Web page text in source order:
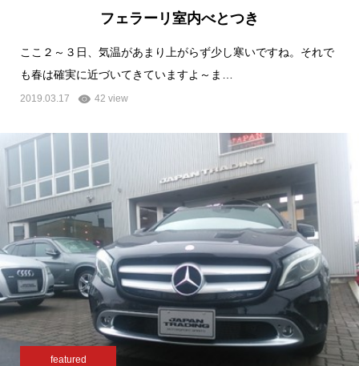
フェラーリ室内べとつき
ここ２～３日、気温があまり上がらず少し寒いですね。それで
も春は確実に近づいてきていますよ～ま…
2019.03.17 42 view
featured